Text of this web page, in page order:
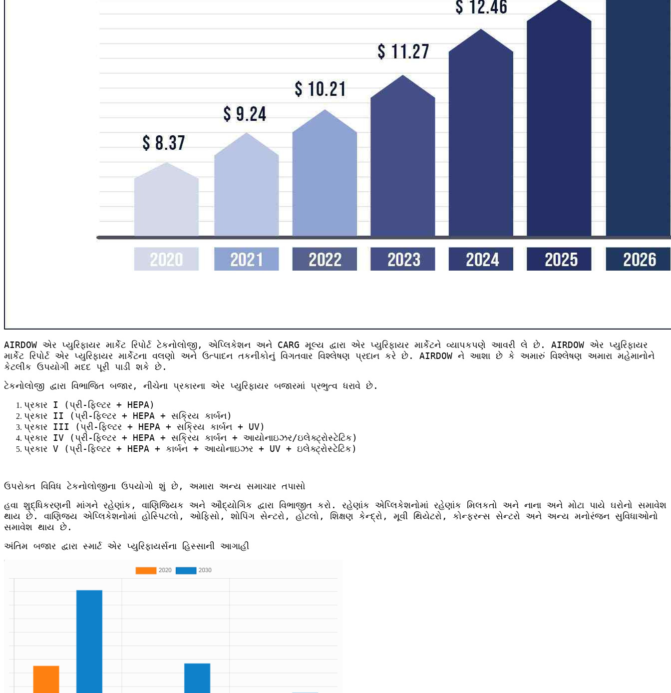
AIRDOW એર પ્યુરિફાયર માર્કેટ રિપોર્ટ ટેકનોલોજી, એપ્લિકેશન અને CARG મૂલ્ય દ્વારા એર પ્યુરિફાયર માર્કેટને વ્યાપકપણે આવરી લે છે. AIRDOW એર પ્યુરિફાયર
માર્કેટ રિપોર્ટ એર પ્યુરિફાયર માર્કેટના વલણો અને ઉત્પાદન તકનીકોનું વિગતવાર વિશ્લેષણ પ્રદાન કરે છે. AIRDOW ને આશા છે કે અમારું વિશ્લેષણ અમારા મહેમાનોને
કેટલીક ઉપયોગી મદદ પૂરી પાડી શકે છે.
ટેકનોલોજી દ્વારા વિભાજિત બજાર, નીચેના પ્રકારના એર પ્યુરિફાયર બજારમાં પ્રભુત્વ ધરાવે છે.
પ્રકાર I (પ્રી-ફિલ્ટર + HEPA)
પ્રકાર II (પ્રી-ફિલ્ટર + HEPA + સક્રિય કાર્બન)
પ્રકાર III (પ્રી-ફિલ્ટર + HEPA + સક્રિય કાર્બન + UV)
પ્રકાર IV (પ્રી-ફિલ્ટર + HEPA + સક્રિય કાર્બન + આયોનાઇઝર/ઇલેક્ટ્રોસ્ટેટિક)
પ્રકાર V (પ્રી-ફિલ્ટર + HEPA + કાર્બન + આયોનાઇઝર + UV + ઇલેક્ટ્રોસ્ટેટિક)
ઉપરોક્ત વિવિધ ટેકનોલોજીના ઉપયોગો શું છે, અમારા અન્ય સમાચાર તપાસો
હવા શુદ્ધિકરણની માંગને રહેણાંક, વાણિજ્યિક અને ઔદ્યોગિક દ્વારા વિભાજીત કરો. રહેણાંક એપ્લિકેશનોમાં રહેણાંક મિલકતો અને નાના અને મોટા પાયે ઘરોનો સમાવેશ
થાય છે. વાણિજ્ય એપ્લિકેશનોમાં હોસ્પિટલો, ઓફિસો, શોપિંગ સેન્ટરો, હોટલો, શિક્ષણ કેન્દ્રો, મૂવી થિયેટરો, કોન્ફરન્સ સેન્ટરો અને અન્ય મનોરંજન સુવિધાઓનો
સમાવેશ થાય છે.
અંતિમ બજાર દ્વારા સ્માર્ટ એર પ્યુરિફાયર્સના હિસ્સાની આગાહી